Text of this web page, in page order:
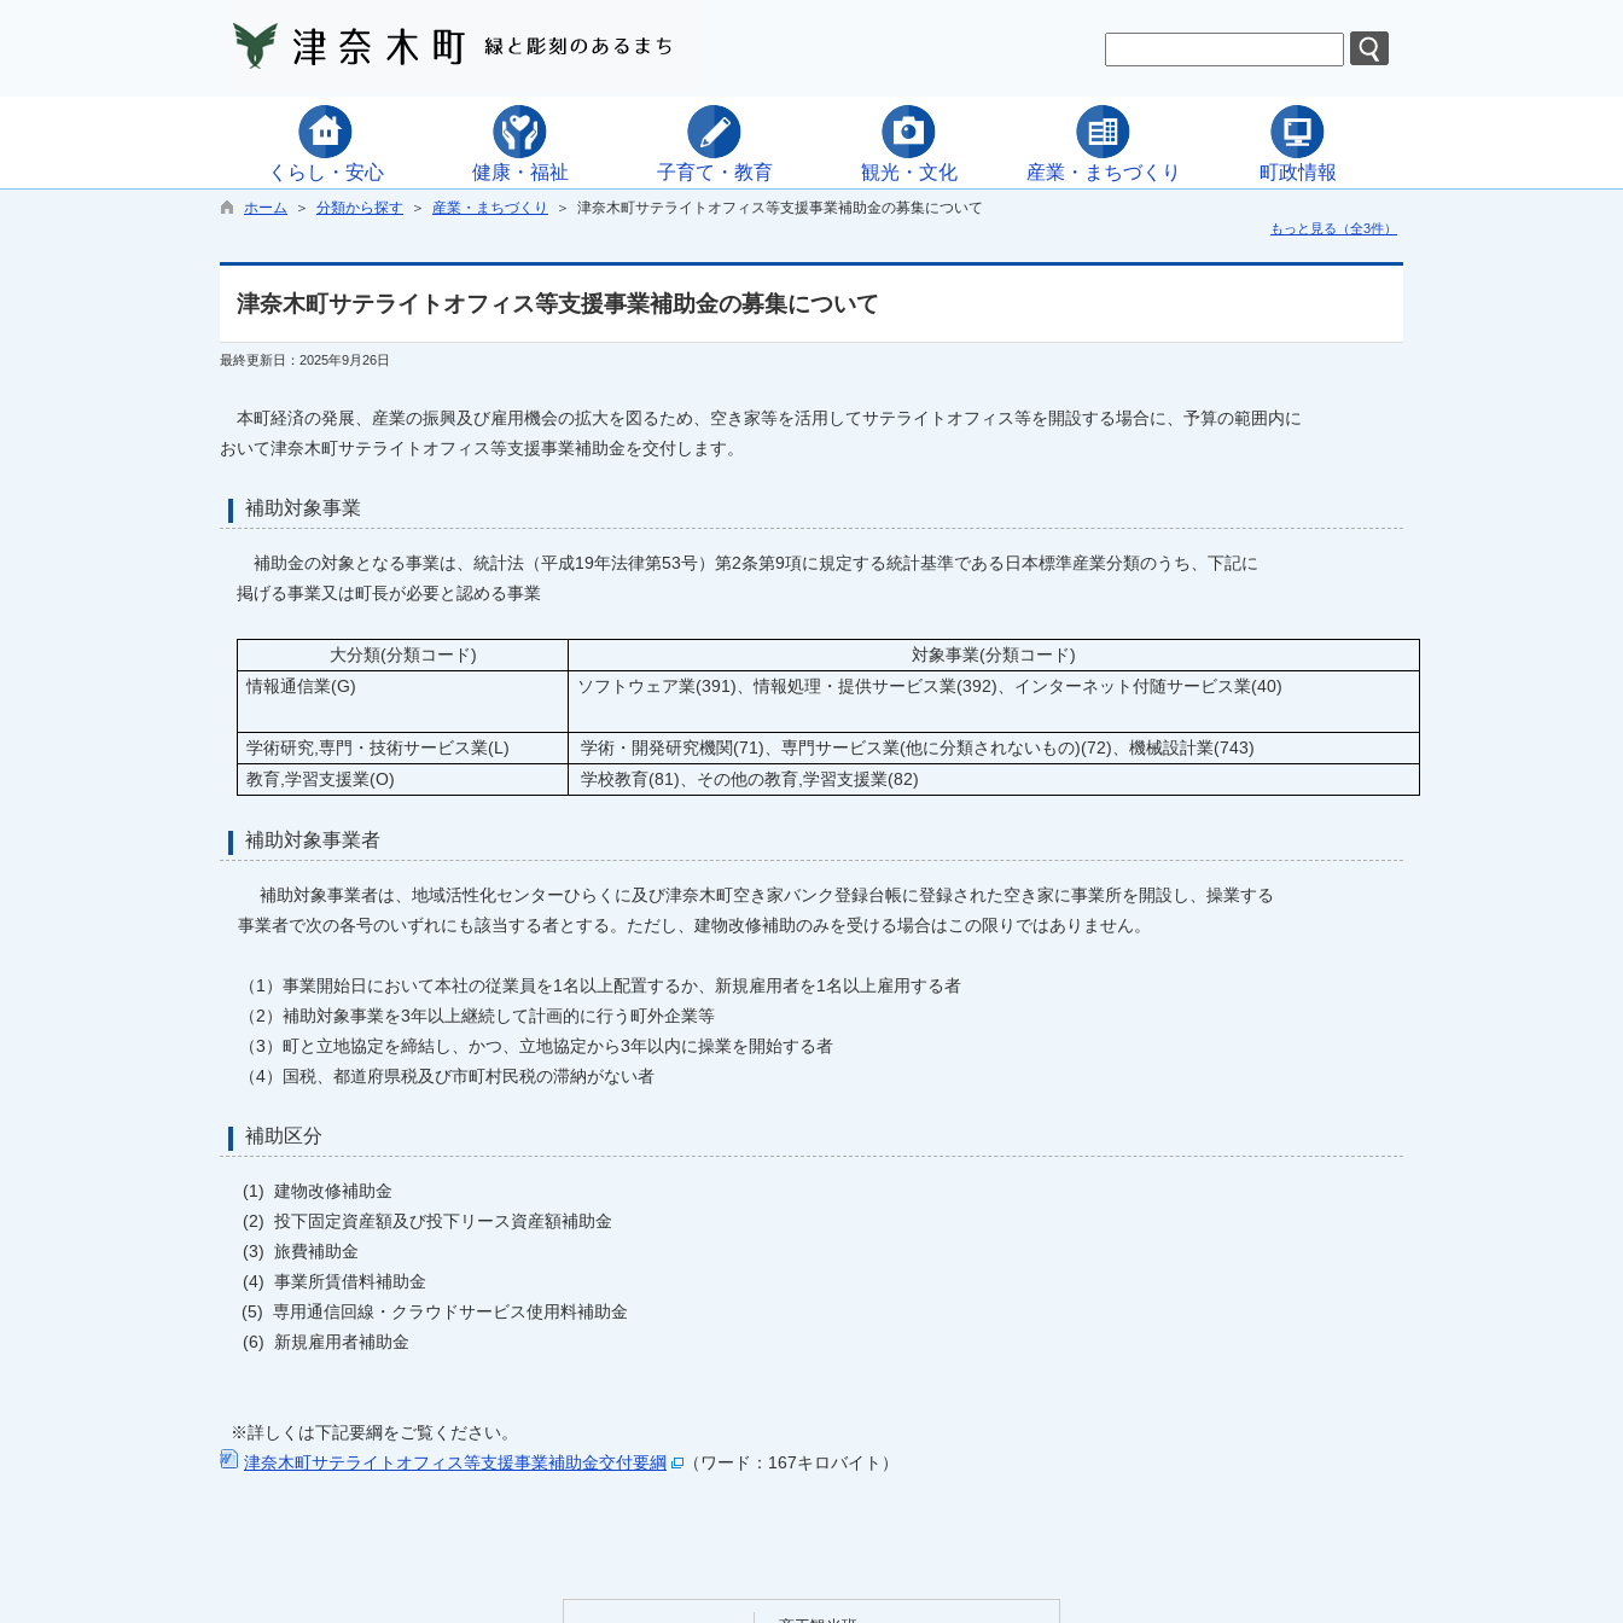
くらし・安心 健康・福祉 子育て・教育 観光・文化 産業・まちづくり 町政情報
ホーム ＞ 分類から探す ＞ 産業・まちづくり ＞ 津奈木町サテライトオフィス等支援事業補助金の募集について
もっと見る（全3件）
津奈木町サテライトオフィス等支援事業補助金の募集について
最終更新日：2025年9月26日
本町経済の発展、産業の振興及び雇用機会の拡大を図るため、空き家等を活用してサテライトオフィス等を開設する場合に、予算の範囲内に
おいて津奈木町サテライトオフィス等支援事業補助金を交付します。
補助対象事業
補助金の対象となる事業は、統計法（平成19年法律第53号）第2条第9項に規定する統計基準である日本標準産業分類のうち、下記に
掲げる事業又は町長が必要と認める事業
大分類(分類コード)
対象事業(分類コード)
情報通信業(G)
ソフトウェア業(391)、情報処理・提供サービス業(392)、インターネット付随サービス業(40)
学術研究,専門・技術サービス業(L)
学術・開発研究機関(71)、専門サービス業(他に分類されないもの)(72)、機械設計業(743)
教育,学習支援業(O)
学校教育(81)、その他の教育,学習支援業(82)
補助対象事業者
補助対象事業者は、地域活性化センターひらくに及び津奈木町空き家バンク登録台帳に登録された空き家に事業所を開設し、操業する
事業者で次の各号のいずれにも該当する者とする。ただし、建物改修補助のみを受ける場合はこの限りではありません。
（1）事業開始日において本社の従業員を1名以上配置するか、新規雇用者を1名以上雇用する者
（2）補助対象事業を3年以上継続して計画的に行う町外企業等
（3）町と立地協定を締結し、かつ、立地協定から3年以内に操業を開始する者
（4）国税、都道府県税及び市町村民税の滞納がない者
補助区分
(1) 建物改修補助金
(2) 投下固定資産額及び投下リース資産額補助金
(3) 旅費補助金
(4) 事業所賃借料補助金
(5) 専用通信回線・クラウドサービス使用料補助金
(6) 新規雇用者補助金
※詳しくは下記要綱をご覧ください。
津奈木町サテライトオフィス等支援事業補助金交付要綱
（ワード：167キロバイト）